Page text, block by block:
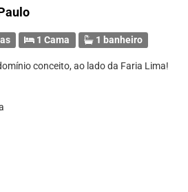
1 Cama 1 banheiro
conceito, ao lado da Faria Lima!